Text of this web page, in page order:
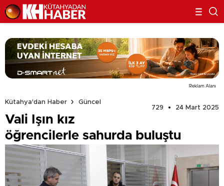
Reklam Alanı
Kütahya'dan Haber
Güncel
729
24 Mart 2025
Vali Işın kız
öğrencilerle sahurda buluştu